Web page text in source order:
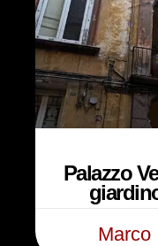
Palazzo
Marco